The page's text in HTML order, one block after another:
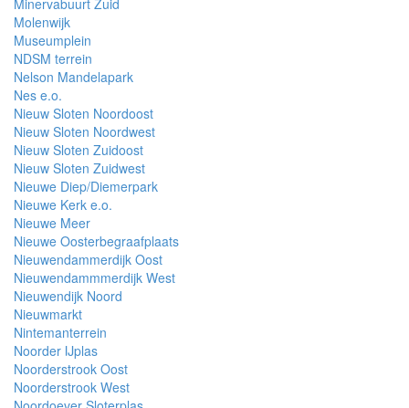
Minervabuurt Zuid
Molenwijk
Museumplein
NDSM terrein
Nelson Mandelapark
Nes e.o.
Nieuw Sloten Noordoost
Nieuw Sloten Noordwest
Nieuw Sloten Zuidoost
Nieuw Sloten Zuidwest
Nieuwe Diep/Diemerpark
Nieuwe Kerk e.o.
Nieuwe Meer
Nieuwe Oosterbegraafplaats
Nieuwendammerdijk Oost
Nieuwendammmerdijk West
Nieuwendijk Noord
Nieuwmarkt
Nintemanterrein
Noorder IJplas
Noorderstrook Oost
Noorderstrook West